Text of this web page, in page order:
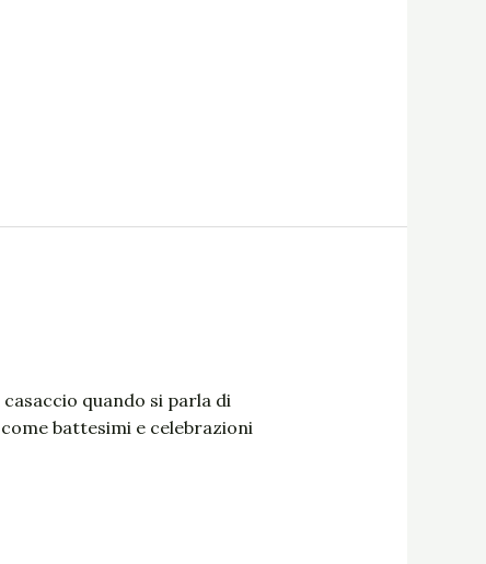
quando si parla di
battesimi e celebrazioni